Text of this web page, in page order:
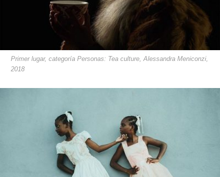
Primer lugar, categoría Personas: Tea culture, Alessandra Meniconzi,
2018